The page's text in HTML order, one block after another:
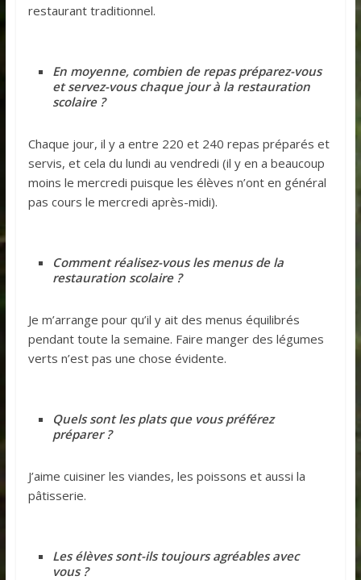
restaurant traditionnel.
En moyenne, combien de repas préparez-vous
et servez-vous chaque jour à la restauration
scolaire ?
Chaque jour, il y a entre 220 et 240 repas préparés et
servis, et cela du lundi au vendredi (il y en a beaucoup
moins le mercredi puisque les élèves n’ont en général
pas cours le mercredi après-midi).
Comment réalisez-vous les menus de la
restauration scolaire ?
Je m’arrange pour qu’il y ait des menus équilibrés
pendant toute la semaine. Faire manger des légumes
verts n’est pas une chose évidente.
Quels sont les plats que vous préférez
préparer ?
J’aime cuisiner les viandes, les poissons et aussi la
pâtisserie.
Les élèves sont-ils toujours agréables avec
vous ?